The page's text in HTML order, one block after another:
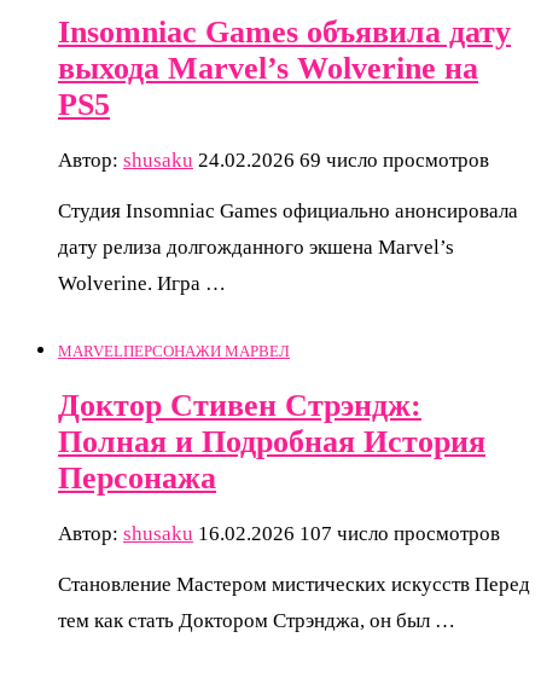
Insomniac Games объявила дату
выхода Marvel’s Wolverine на
PS5
Автор: shusaku 24.02.2026 69 число просмотров
Студия Insomniac Games официально анонсировала
дату релиза долгожданного экшена Marvel’s
Wolverine. Игра …
MARVELПЕРСОНАЖИ МАРВЕЛ
Доктор Стивен Стрэндж:
Полная и Подробная История
Персонажа
Автор: shusaku 16.02.2026 107 число просмотров
Становление Мастером мистических искусств Перед
тем как стать Доктором Стрэнджа, он был …